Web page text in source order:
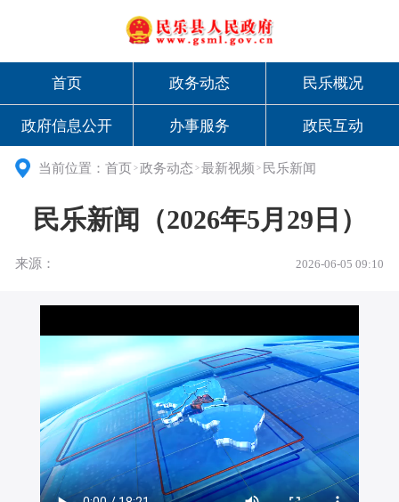
首页 政务动态 民乐概况
政府信息公开 办事服务 政民互动
当前位置：首页 > 政务动态 >最新视频 > 民乐新闻
民乐新闻（2026年5月29日）
来源： 2026-06-05 09:10